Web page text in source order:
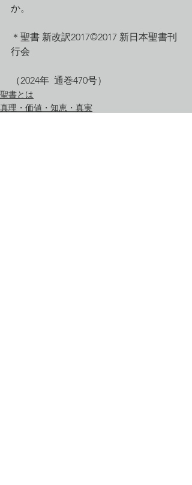
か。
＊聖書 新改訳2017©2017 新日本聖書刊
行会
（2024年  通巻470号）
聖書とは
真理・価値・知恵・真実